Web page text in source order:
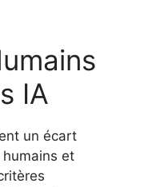
IA
un écart
et